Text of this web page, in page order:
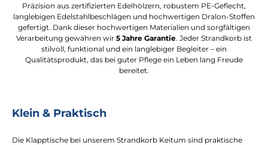
Präzision aus zertifizierten Edelhölzern, robustem PE-Geflecht,
langlebigen Edelstahlbeschlägen und hochwertigen Dralon-Stoffen
gefertigt. Dank dieser hochwertigen Materialien und sorgfältigen
Verarbeitung gewähren wir 5 Jahre Garantie. Jeder Strandkorb ist
stilvoll, funktional und ein langlebiger Begleiter – ein
Qualitätsprodukt, das bei guter Pflege ein Leben lang Freude
bereitet.
Klein & Praktisch
Die Klapptische bei unserem Strandkorb Keitum sind praktische